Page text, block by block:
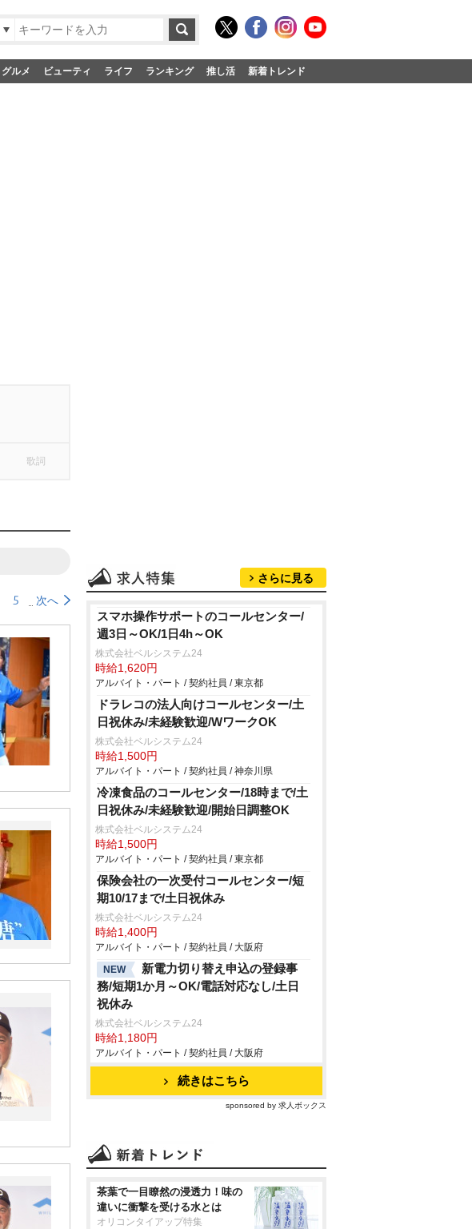
グルメ ビューティ ライフ ランキング 推し活 新着トレンド
歌詞
5 次へ
さらに見る
スマホ操作サポートのコールセンター/
週3日～OK/1日4h～OK
株式会社ベルシステム24
時給1,620円
アルバイト・パート / 契約社員 / 東京都
ドラレコの法人向けコールセンター/土
日祝休み/未経験歓迎/WワークOK
株式会社ベルシステム24
時給1,500円
アルバイト・パート / 契約社員 / 神奈川県
冷凍食品のコールセンター/18時まで/土
日祝休み/未経験歓迎/開始日調整OK
株式会社ベルシステム24
時給1,500円
アルバイト・パート / 契約社員 / 東京都
保険会社の一次受付コールセンター/短
期10/17まで/土日祝休み
株式会社ベルシステム24
時給1,400円
アルバイト・パート / 契約社員 / 大阪府
NEW
新電力切り替え申込の登録事
務/短期1か月～OK/電話対応なし/土日
祝休み
株式会社ベルシステム24
時給1,180円
アルバイト・パート / 契約社員 / 大阪府
続きはこちら
sponsored by 求人ボックス
茶葉で一目瞭然の浸透力！味の
違いに衝撃を受ける水とは
オリコンタイアップ特集